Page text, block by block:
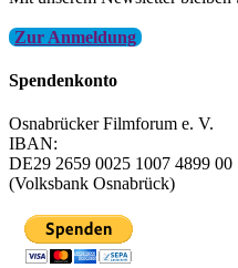
Zur Anmeldung
Spendenkonto
Osnabrücker Filmforum e. V.
IBAN:
DE29 2659 0025 1007 4899 00
(Volksbank Osnabrück)